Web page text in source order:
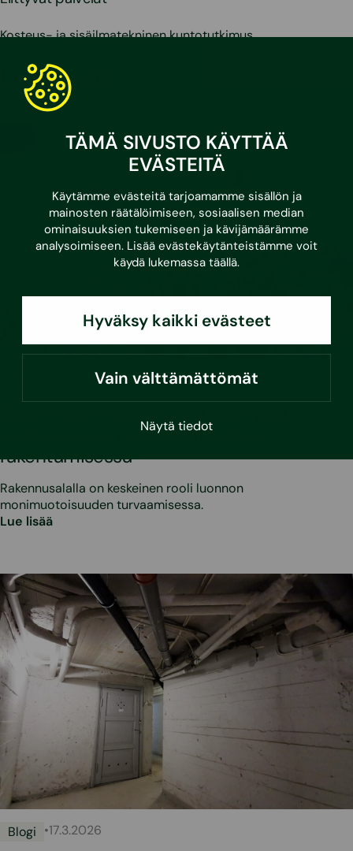
TÄMÄ SIVUSTO KÄYTTÄÄ
EVÄSTEITÄ
Käytämme evästeitä tarjoamamme sisällön ja
mainosten räätälöimiseen, sosiaalisen median
ominaisuuksien tukemiseen ja kävijämäärämme
analysoimiseen. Lisää evästekäytänteistämme voit
käydä lukemassa täällä.
Hyväksy kaikki evästeet
Vain välttämättömät
Näytä tiedot
Kosteus- ja sisäilmatekninen kuntotutkimus
Lue myös
10.4.2026
seuraava suuri askel kestävässä
rakentamisessa
Rakennusalalla on keskeinen rooli luonnon
monimuotoisuuden turvaamisessa.
Lue lisää
Blogi •17.3.2026